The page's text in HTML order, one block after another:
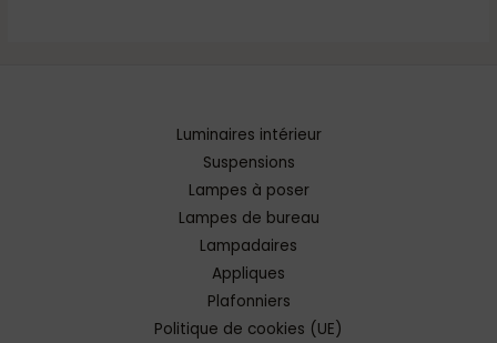
Luminaires intérieur
Suspensions
Lampes à poser
Lampes de bureau
Lampadaires
Appliques
Plafonniers
Politique de cookies (UE)